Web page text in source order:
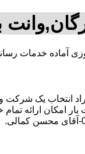
آماده خدمات
یک شرکت
امکان ارائه